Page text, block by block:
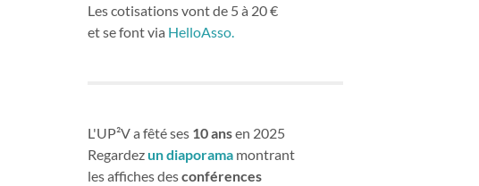
Les cotisations vont de 5 à 20 €
et se font via HelloAsso.
L'UP²V a fêté ses 10 ansen 2025
Regardezun diaporama montrant
les affiches desconférences